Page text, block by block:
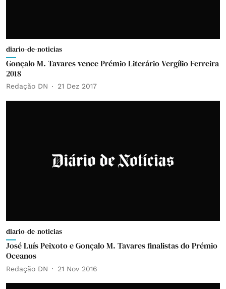
diario-de-noticias
Gonçalo M. Tavares vence Prémio Literário Vergílio Ferreira
2018
Redação DN 21 Dez 2017
diario-de-noticias
José Luís Peixoto e Gonçalo M. Tavares finalistas do Prémio
Oceanos
Redação DN 21 Nov 2016